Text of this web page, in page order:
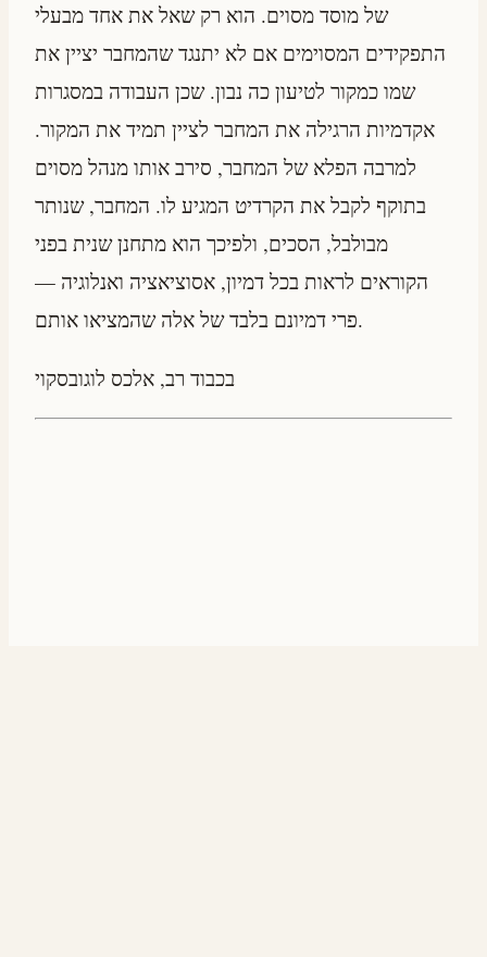
של מוסד מסוים. הוא רק שאל את אחד מבעלי
התפקידים המסוימים אם לא יתנגד שהמחבר יציין את
שמו כמקור לטיעון כה נבון. שכן העבודה במסגרות
אקדמיות הרגילה את המחבר לציין תמיד את המקור.
למרבה הפלא של המחבר, סירב אותו מנהל מסוים
בתוקף לקבל את הקרדיט המגיע לו. המחבר, שנותר
מבולבל, הסכים, ולפיכך הוא מתחנן שנית בפני
הקוראים לראות בכל דמיון, אסוציאציה ואנלוגיה —
פרי דמיונם בלבד של אלה שהמציאו אותם.
בכבוד רב, אלכס לוגובסקוי